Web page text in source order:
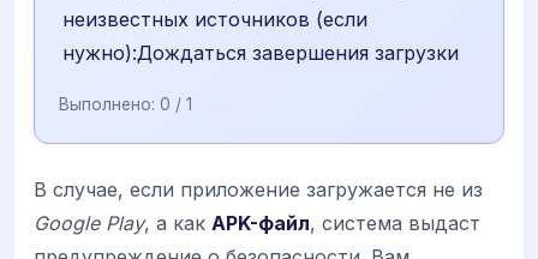
неизвестных источников (если
нужно):Дождаться завершения загрузки
Выполнено: 0 / 1
В случае, если приложение загружается не из
Google Play, а как APK-файл, система выдаст